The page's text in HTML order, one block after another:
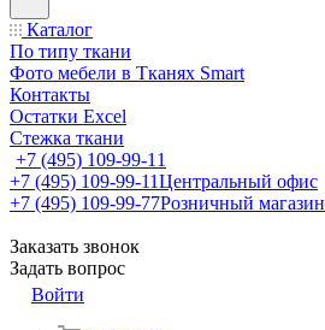
Каталог
По типу ткани
Фото мебели в Тканях Smart
Контакты
Остатки Excel
Стежка ткани
+7 (495) 109-99-11
+7 (495) 109-99-11Центральный офис
+7 (495) 109-99-77Розничный магазин
Заказать звонок
Задать вопрос
Войти